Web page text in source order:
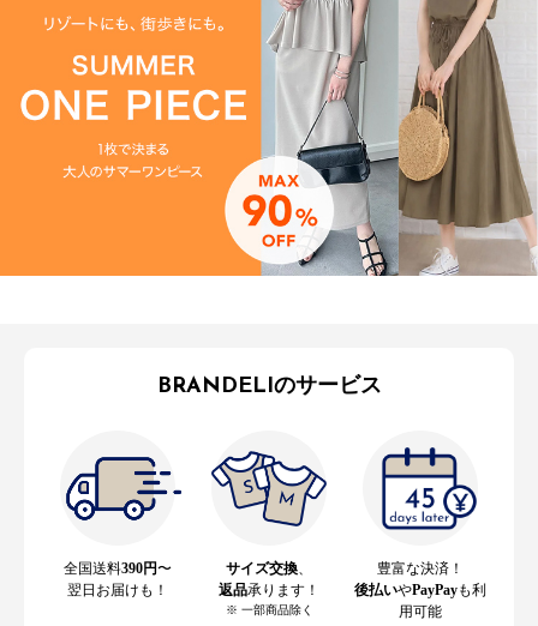
BRANDELIのサービス
全国送料390円〜
翌日お届けも！
サイズ交換、
返品承ります！
※ 一部商品除く
豊富な決済！
後払いやPayPayも利
用可能